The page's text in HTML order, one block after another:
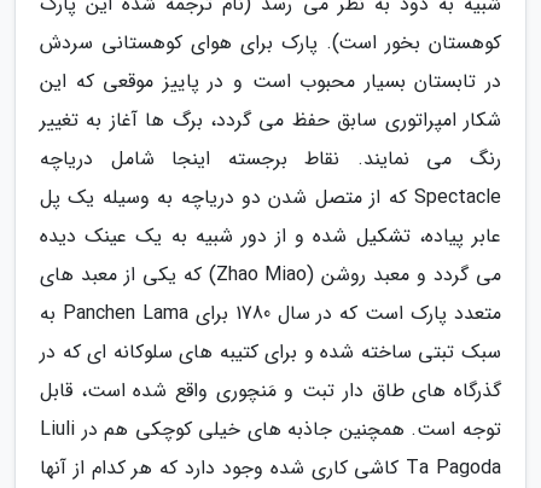
کوهستان بخور است). پارک برای هوای کوهستانی سردش
در تابستان بسیار محبوب است و در پاییز موقعی که این
شکار امپراتوری سابق حفظ می گردد، برگ ها آغاز به تغییر
رنگ می نمایند. نقاط برجسته اینجا شامل دریاچه
Spectacle که از متصل شدن دو دریاچه به وسیله یک پل
عابر پیاده، تشکیل شده و از دور شبیه به یک عینک دیده
می گردد و معبد روشن (Zhao Miao) که یکی از معبد های
متعدد پارک است که در سال 1780 برای Panchen Lama به
سبک تبتی ساخته شده و برای کتیبه های سلوکانه ای که در
گذرگاه های طاق دار تبت و مَنچوری واقع شده است، قابل
توجه است. همچنین جاذبه های خیلی کوچکی هم در Liuli
Ta Pagoda کاشی کاری شده وجود دارد که هر کدام از آنها